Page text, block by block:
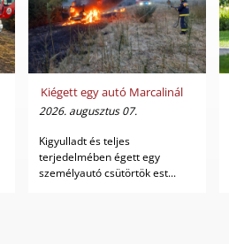
Kiégett egy autó Marcalinál
2026. augusztus 07.
Kigyulladt és teljes
terjedelmében égett egy
személyautó csütörtök est...